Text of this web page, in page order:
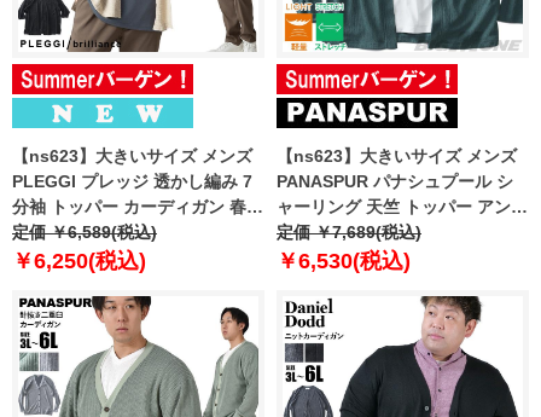
【ns623】大きいサイズ メンズ
PLEGGI プレッジ 透かし編み 7
分袖 トッパー カーディガン 春夏
新作 66-20059-2 【fre】
定価 ￥6,589(税込)
￥6,250(税込)
【ns623】大きいサイズ メンズ
PANASPUR パナシュプール シ
ャーリング 天竺 トッパー アンサ
ンブル 吸水速乾 軽量 ストレッチ
5402-610z
定価 ￥7,689(税込)
￥6,530(税込)